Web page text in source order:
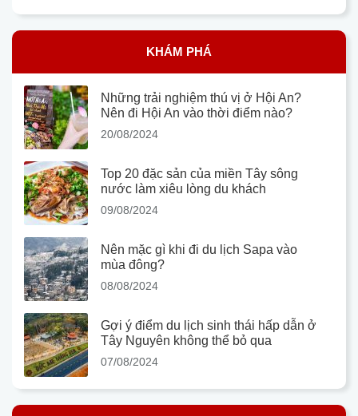
KHÁM PHÁ
Những trải nghiệm thú vị ở Hội An?
Nên đi Hội An vào thời điểm nào?
20/08/2024
Top 20 đặc sản của miền Tây sông
nước làm xiêu lòng du khách
09/08/2024
Nên mặc gì khi đi du lịch Sapa vào
mùa đông?
08/08/2024
Gợi ý điểm du lịch sinh thái hấp dẫn ở
Tây Nguyên không thể bỏ qua
07/08/2024